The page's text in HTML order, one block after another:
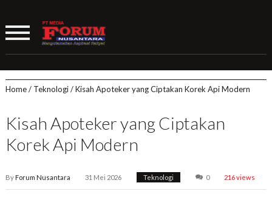
Home/ Teknologi/Kisah Apoteker yang Ciptakan Korek Api Modern
Kisah Apoteker yang Ciptakan
Korek Api Modern
ByForum Nusantara 31 Mei 2026 Teknologi 0 216 views